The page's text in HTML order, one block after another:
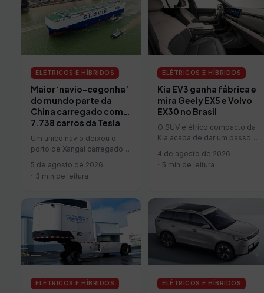
ELÉTRICOS E HÍBRIDOS
Maior ‘navio-cegonha’
do mundo parte da
China carregado com…
7.738 carros da Tesla
Um único navio deixou o
porto de Xangai carregado
elétricos — todos Tesla
Model 3…
5 de agosto de 2026
3 min de leitura
ELÉTRICOS E HÍBRIDOS
Kia EV3 ganha fábrica e
mira Geely EX5 e Volvo
EX30 no Brasil
O SUV elétrico compacto da
Kia acaba de dar um passo
Latina. A montadora…
4 de agosto de 2026
5 min de leitura
ELÉTRICOS E HÍBRIDOS ELÉTRICOS E HÍBRIDOS